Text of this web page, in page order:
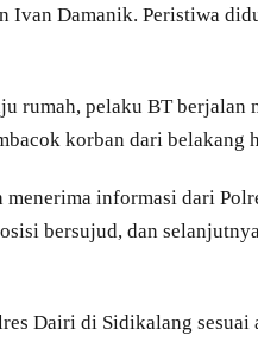
Ivan Damanik. Peristiwa
rumah, pelaku BT berjalan
korban dari belakang
menerima informasi dari
bersujud, dan
Dairi di Sidikalang sesuai